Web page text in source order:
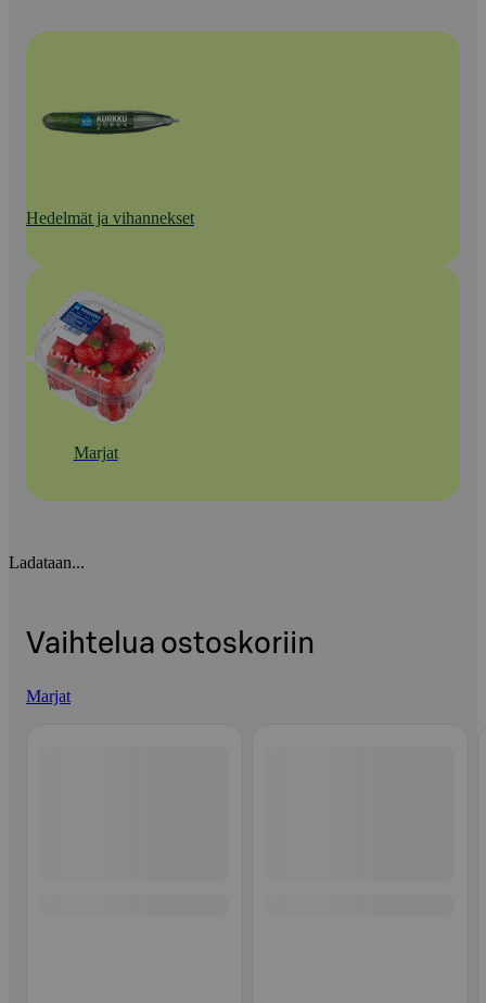
Hedelmät ja vihannekset
Marjat
Ladataan...
Vaihtelua ostoskoriin
Marjat